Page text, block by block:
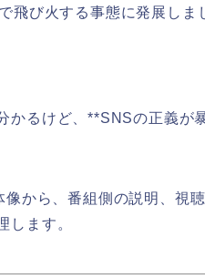
飛び火する事態に発展しま
かるけど、**SNSの正義が
から、番組側の説明、視
します。